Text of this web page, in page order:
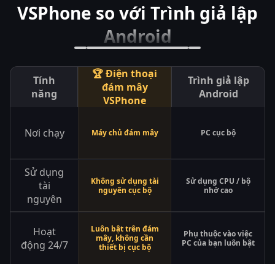
VSPhone so với Trình giả lập
Android
Tính
năng
🏆 Điện thoại
đám mây
VSPhone
Trình giả lập
Android
Nơi chạy Máy chủ đám mây PC cục bộ
Sử dụng
tài
nguyên
Không sử dụng tài
nguyên cục bộ
Sử dụng CPU / bộ
nhớ cao
Hoạt
động 24/7
Luôn bật trên đám
mây, không cần
thiết bị cục bộ
Phụ thuộc vào việc
PC của bạn luôn bật